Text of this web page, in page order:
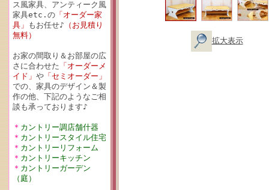
ス風家具、アンティーク風
家具etc.の 「オーダー家
具」 もお任せ♪ （お見積り
無料）
お家の間取り＆お部屋の広
さに合わせた 「オーダーメ
イド」 や 「セミオーダー」
での、家具のデザイン＆製
作の他、下記のようなご相
談も承っております♪
＊ カントリー調店舗什器
＊ カントリースタイル住宅
＊ カントリーリフォーム
＊ カントリーキッチン
＊ カントリーガーデン
（庭）
拡大表示